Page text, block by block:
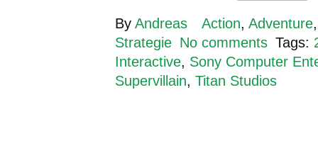
By Andreas Action, Adventure
Strategie No comments Tags:
Interactive, Sony Computer
Supervillain, Titan Studios